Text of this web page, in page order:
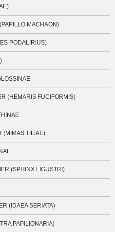
MACHAON)
PODALIRIUS)
(HEMARIS FUCIFORMIS)
(MIMAS TILIAE)
(SPHINX LIGUSTRI)
(IDAEA SERIATA)
PAPILIONARIA)